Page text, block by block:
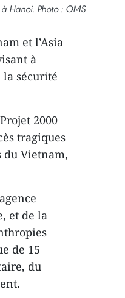
Hanoi. Photo : OMS
et l’Asia
à
sécurité
2000
tragiques
du Vietnam,
et de la
de 15
du